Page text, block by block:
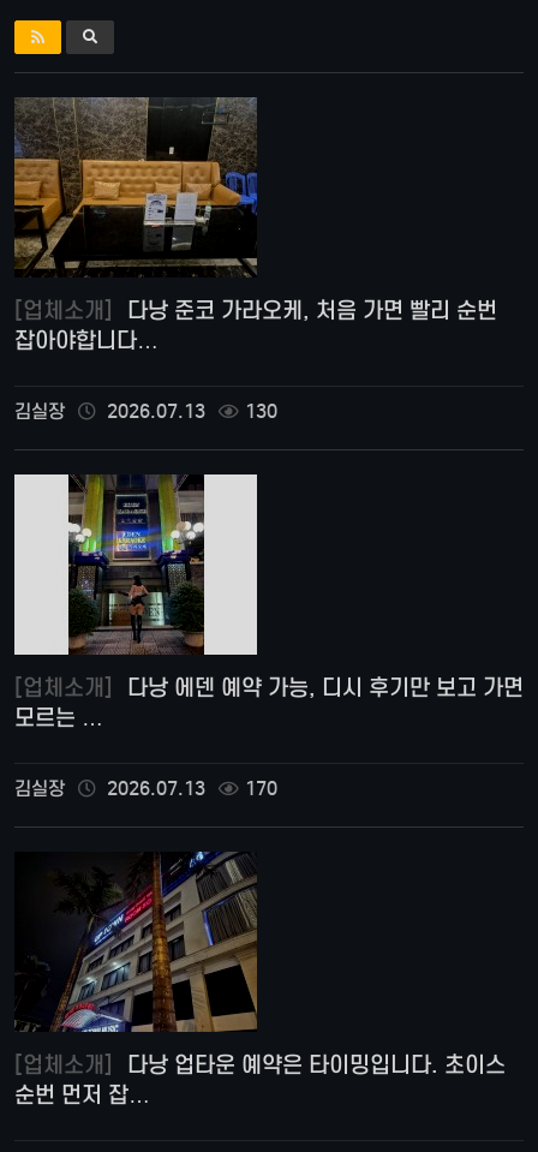
[업체소개]
잡아야합니다…
김실장 2026.07.13 130
[업체소개]
모르는 …
김실장 2026.07.13 170
[업체소개]
순번 먼저 잡…